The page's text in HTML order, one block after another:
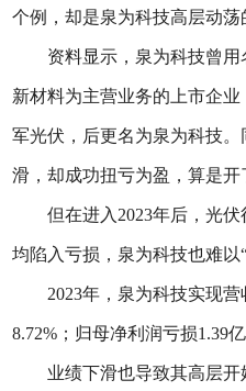
个例，却是泉为科技高层动荡
资料显示，泉为科技曾
新材料为主营业务的上市企
军光伏，后更名为泉为科技
滑，却成功扭亏为盈，算是开
但在进入2023年后，光
均陷入亏损，泉为科技也难以“
2023年，泉为科技实现
8.72%；归母净利润亏损1.39
业绩下滑也导致其高层